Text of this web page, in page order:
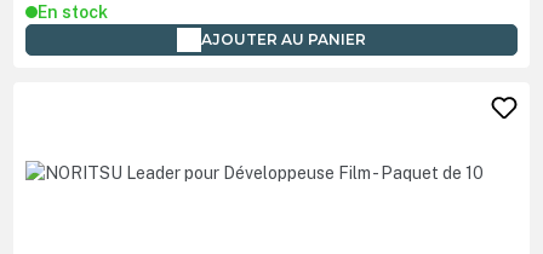
En stock
AJOUTER AU PANIER